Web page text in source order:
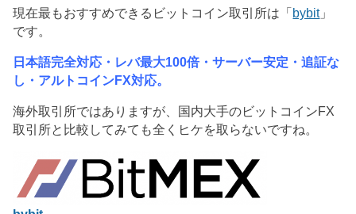
) ィ
ン
開
き
ま
す
現在最もおすすめできるビットコイン取引所は「 bybit」
です。
日本語完全対応・レバ最大100倍・サーバー安定・追証な
し・アルトコインFX対応。
海外取引所ではありますが、国内大手のビットコインFX
取引所と比較してみても全くヒケを取らないですね。